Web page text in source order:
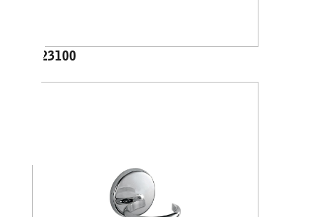
A23100